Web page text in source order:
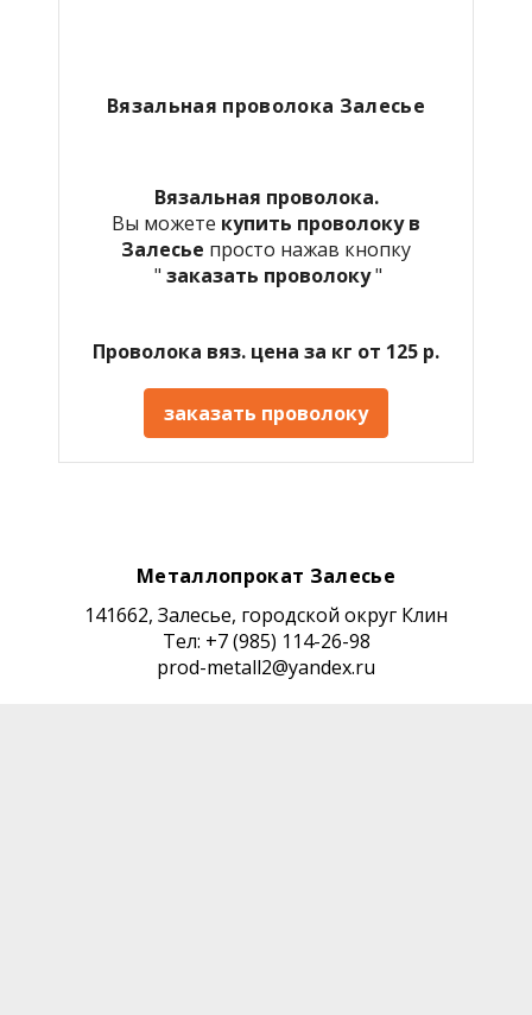
Вязальная проволока Залесье
Вязальная проволока.
Вы можете купить проволоку в
Залесье просто нажав кнопку
" заказать проволоку"
Проволока вяз. цена за кг от 125 р.
заказать проволоку
Металлопрокат Залесье
141662, Залесье, городской округ Клин
Тел: +7 (985) 114-26-98
prod-metall2@yandex.ru